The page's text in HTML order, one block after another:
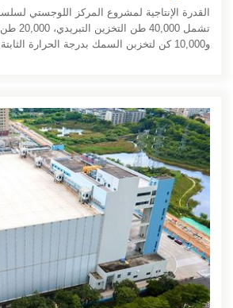
تشمل
و10,000 كن لتخزبن السمك بدرجة الحرارة الثابتة.